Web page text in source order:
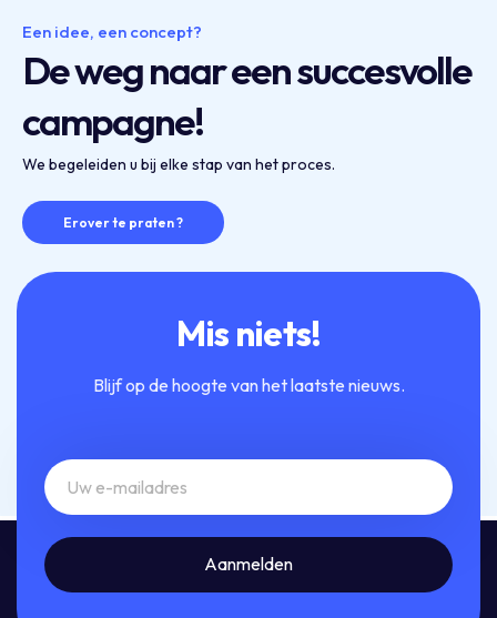
Een idee, een concept?
De weg naar een succesvolle
campagne!
We begeleiden u bij elke stap van het proces.
Erover te praten ?
Mis niets!
Blijf op de hoogte van het laatste nieuws.